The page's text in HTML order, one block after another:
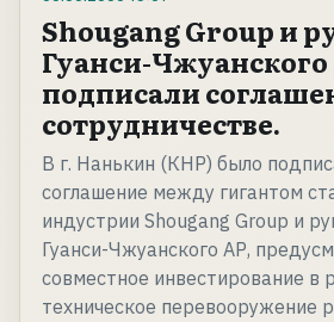
Shougang Group и
Гуанси-
подписали
сотрудничестве.
В г. Нанькин (КНР) было
соглашение между гигантом
индустрии Shougang Group и
Гуанси-Чжуанского АР,
совместное инвестирование в
техническое перевооружение